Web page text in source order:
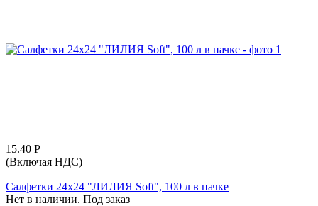
15.40 Р
(Включая НДС)
Салфетки 24х24 "ЛИЛИЯ Soft", 100 л в пачке
Нет в наличии. Под заказ